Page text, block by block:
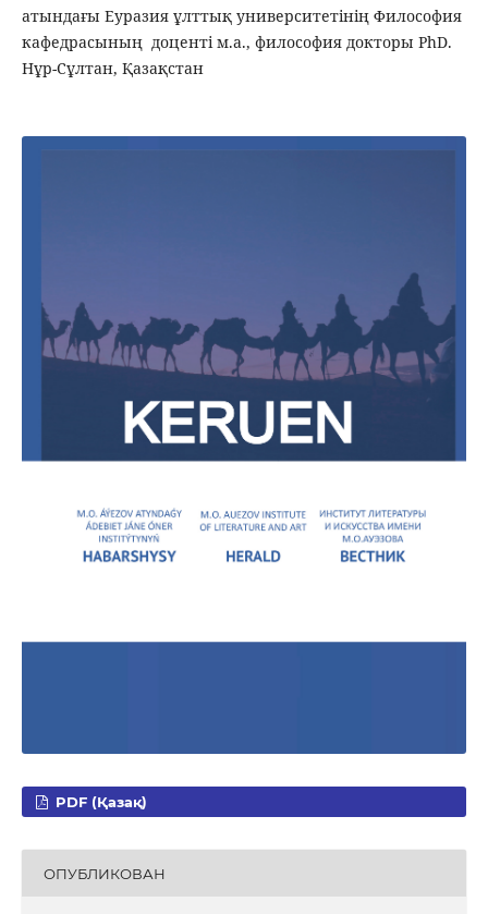
атындағы Еуразия ұлттық университетінің Философия
кафедрасының доценті м.а., философия докторы PhD.
Нұр-Сұлтан, Қазақстан
PDF (Қазақ)
ОПУБЛИКОВАН